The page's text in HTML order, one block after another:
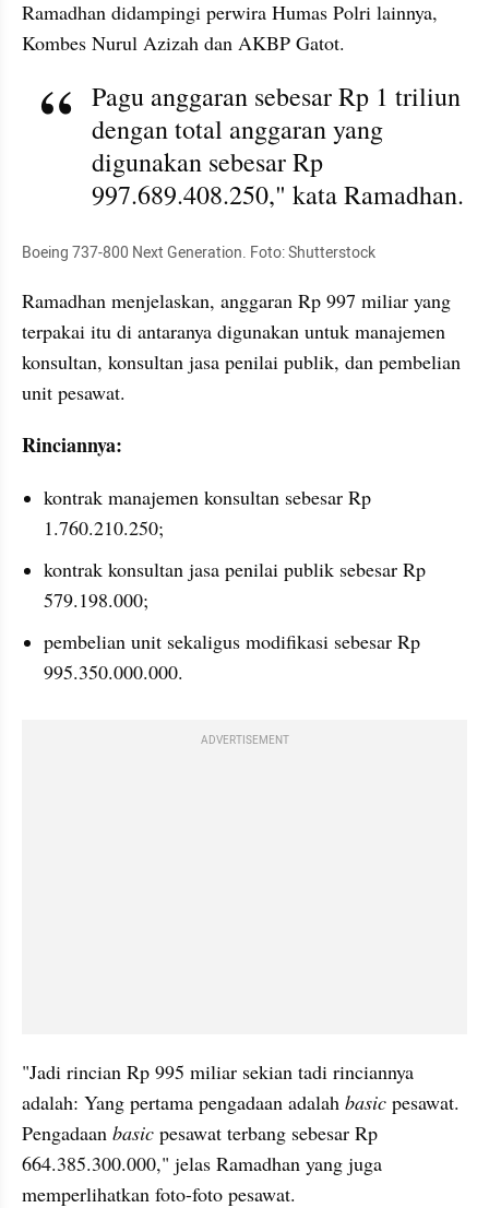
Ramadhan didampingi perwira Humas Polri lainnya,
Kombes Nurul Azizah dan AKBP Gatot.
Pagu anggaran sebesar Rp 1 triliun
dengan total anggaran yang
digunakan sebesar Rp
997.689.408.250," kata Ramadhan.
Boeing 737-800 Next Generation. Foto: Shutterstock
Ramadhan menjelaskan, anggaran Rp 997 miliar yang
terpakai itu di antaranya digunakan untuk manajemen
konsultan, konsultan jasa penilai publik, dan pembelian
unit pesawat.
Rinciannya:
kontrak manajemen konsultan sebesar Rp
1.760.210.250;
kontrak konsultan jasa penilai publik sebesar Rp
579.198.000;
pembelian unit sekaligus modifikasi sebesar Rp
995.350.000.000.
ADVERTISEMENT
"Jadi rincian Rp 995 miliar sekian tadi rinciannya
adalah: Yang pertama pengadaan adalah basic pesawat.
Pengadaan basic pesawat terbang sebesar Rp
664.385.300.000," jelas Ramadhan yang juga
memperlihatkan foto-foto pesawat.